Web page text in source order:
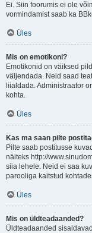
Ei. Siin foorumis ei ole
vormindamist saab ka
Üles
Mis on emotikoni?
Emotikonid on väiksed
väljendada. Neid saad
liialdada. Administraator
kohta.
Üles
Kas ma saan pilte
Pilte saab postitusse
näiteks http://
siia lehele. Neid ei saa
parooliga kaitstud
Üles
Mis on üldteadaanded?
Üldteadaanded